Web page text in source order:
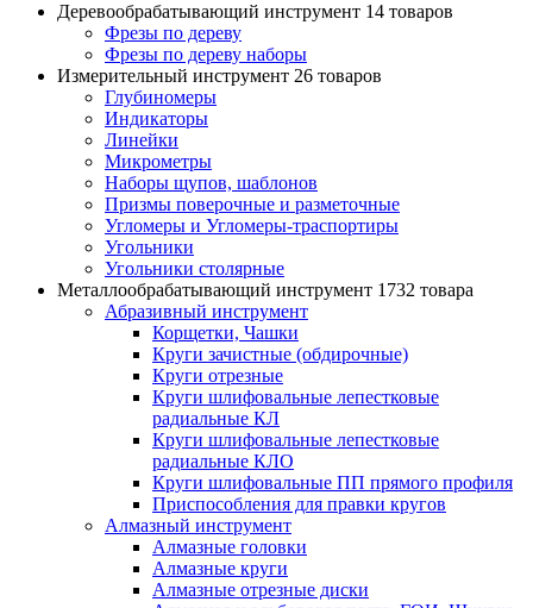
Деревообрабатывающий инструмент 14 товаров
Фрезы по дереву
Фрезы по дереву наборы
Измерительный инструмент 26 товаров
Глубиномеры
Индикаторы
Линейки
Микрометры
Наборы щупов, шаблонов
Призмы поверочные и разметочные
Угломеры и Угломеры-траспортиры
Угольники
Угольники столярные
Металлообрабатывающий инструмент 1732 товара
Абразивный инструмент
Корщетки, Чашки
Круги зачистные (обдирочные)
Круги отрезные
Круги шлифовальные лепестковые
радиальные КЛ
Круги шлифовальные лепестковые
радиальные КЛО
Круги шлифовальные ПП прямого профиля
Приспособления для правки кругов
Алмазный инструмент
Алмазные головки
Алмазные круги
Алмазные отрезные диски